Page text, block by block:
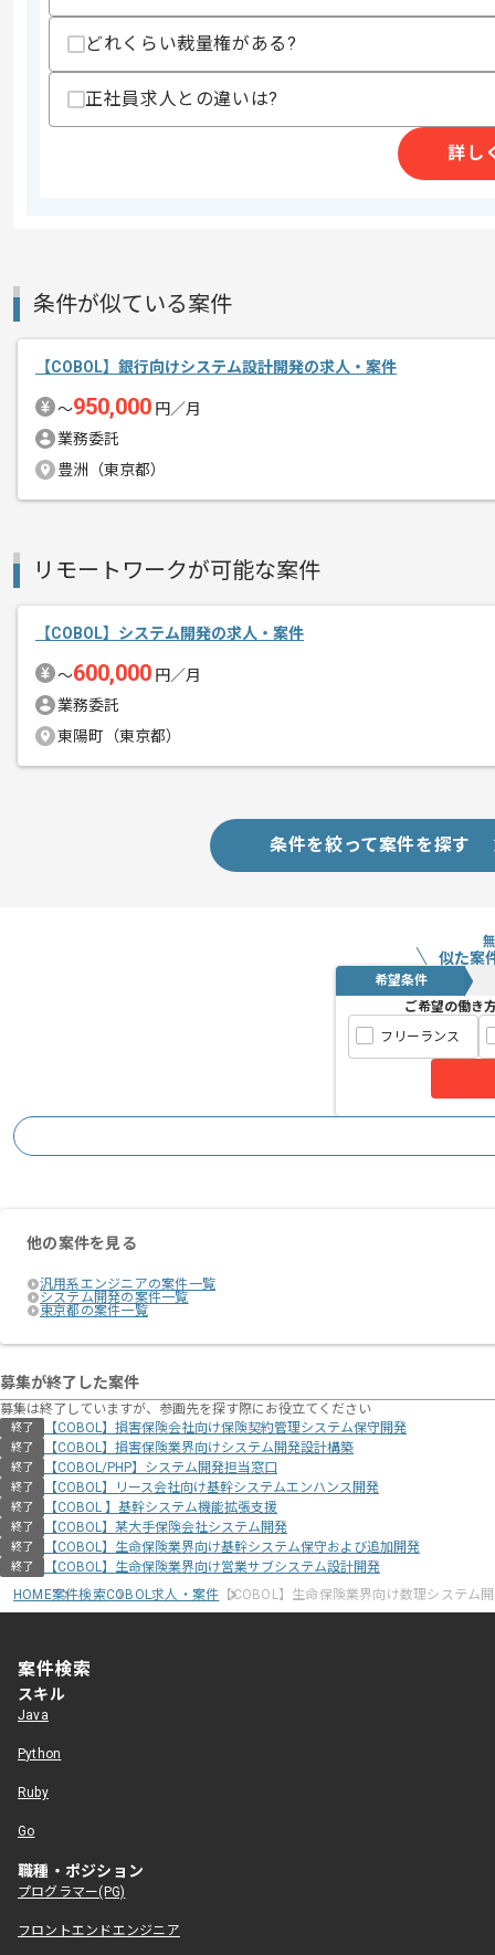
その他募集要項
募集人数
1人
作業開始日
システムインテグレーション事業、IT
を展開している企業でございます。
どれくらい裁量権がある?
正社員求人との違いは?
詳し
条件が似ている案件
【COBOL】銀行向けシステム設計開発の求人・案件
〜950,000 円／月
業務委託
豊洲（東京都）
リモートワークが可能な案件
【COBOL】システム開発の求人・案件
〜600,000 円／月
業務委託
東陽町（東京都）
条件を絞って案件を探す
似た案
希望条件
ご希望の働き
フリーランス
他の案件を見る
汎用系エンジニアの案件一覧
システム開発の案件一覧
東京都の案件一覧
募集が終了した案件
募集は終了していますが、参画先を探す際にお役立てください
終了 【COBOL】損害保険会社向け保険契約管理システム保守開発
終了 【COBOL】損害保険業界向けシステム開発設計構築
終了 【COBOL/PHP】システム開発担当窓口
終了 【COBOL】リース会社向け基幹システムエンハンス開発
終了 【COBOL 】基幹システム機能拡張支援
終了 【COBOL】某大手保険会社システム開発
終了 【COBOL】生命保険業界向け基幹システム保守および追加開発
終了
【COBOL】生命保険業界向け営業サブシステム設計開発
HOME案件検索COBOL求人・案件 【COBOL】生命保険業界向け数理システム
案件検索
スキル
Java
Python
Ruby
Go
職種・ポジション
プログラマー(PG)
フロントエンドエンジニア